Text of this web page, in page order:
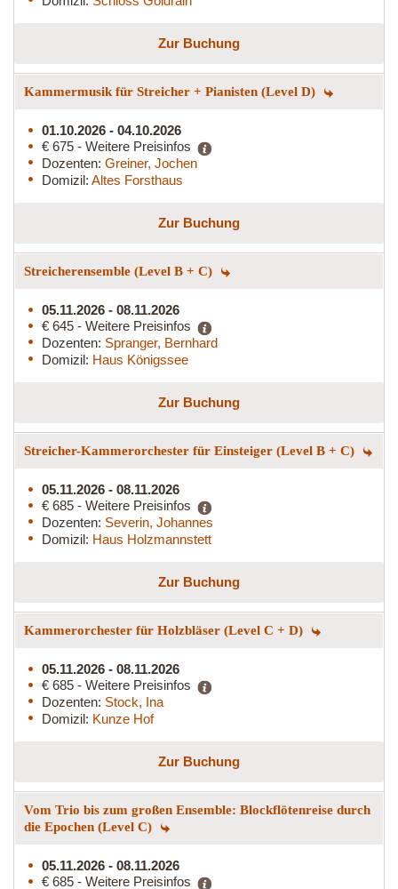
Zur Buchung
Kammermusik für Streicher + Pianisten (Level D)
01.10.2026 - 04.10.2026
€ 675 - Weitere Preisinfos
Dozenten: Greiner, Jochen
Domizil: Altes Forsthaus
Zur Buchung
Streicherensemble (Level B + C)
05.11.2026 - 08.11.2026
€ 645 - Weitere Preisinfos
Dozenten: Spranger, Bernhard
Domizil: Haus Königssee
Zur Buchung
Streicher-Kammerorchester für Einsteiger (Level B + C)
05.11.2026 - 08.11.2026
€ 685 - Weitere Preisinfos
Dozenten: Severin, Johannes
Domizil: Haus Holzmannstett
Zur Buchung
Kammerorchester für Holzbläser (Level C + D)
05.11.2026 - 08.11.2026
€ 685 - Weitere Preisinfos
Dozenten: Stock, Ina
Domizil: Kunze Hof
Zur Buchung
Vom Trio bis zum großen Ensemble: Blockflötenreise durch
die Epochen (Level C)
05.11.2026 - 08.11.2026
€ 685 - Weitere Preisinfos